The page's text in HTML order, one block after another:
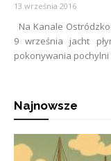
13 września 2016
Na Kanale
9 września jacht
pokonywania pochylni
Najnowsze